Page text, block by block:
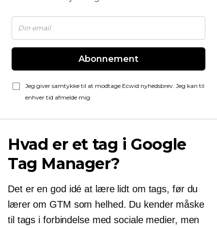
Abonnement
Jeg giver samtykke til at modtage Ecwid nyhedsbrev. Jeg kan til
enhver tid afmelde mig.
Hvad er et tag i Google
Tag Manager?
Det er en god idé at lære lidt om tags, før du
lærer om GTM som helhed. Du kender måske
til tags i forbindelse med sociale medier, men